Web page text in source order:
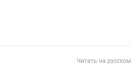
Читать на русском